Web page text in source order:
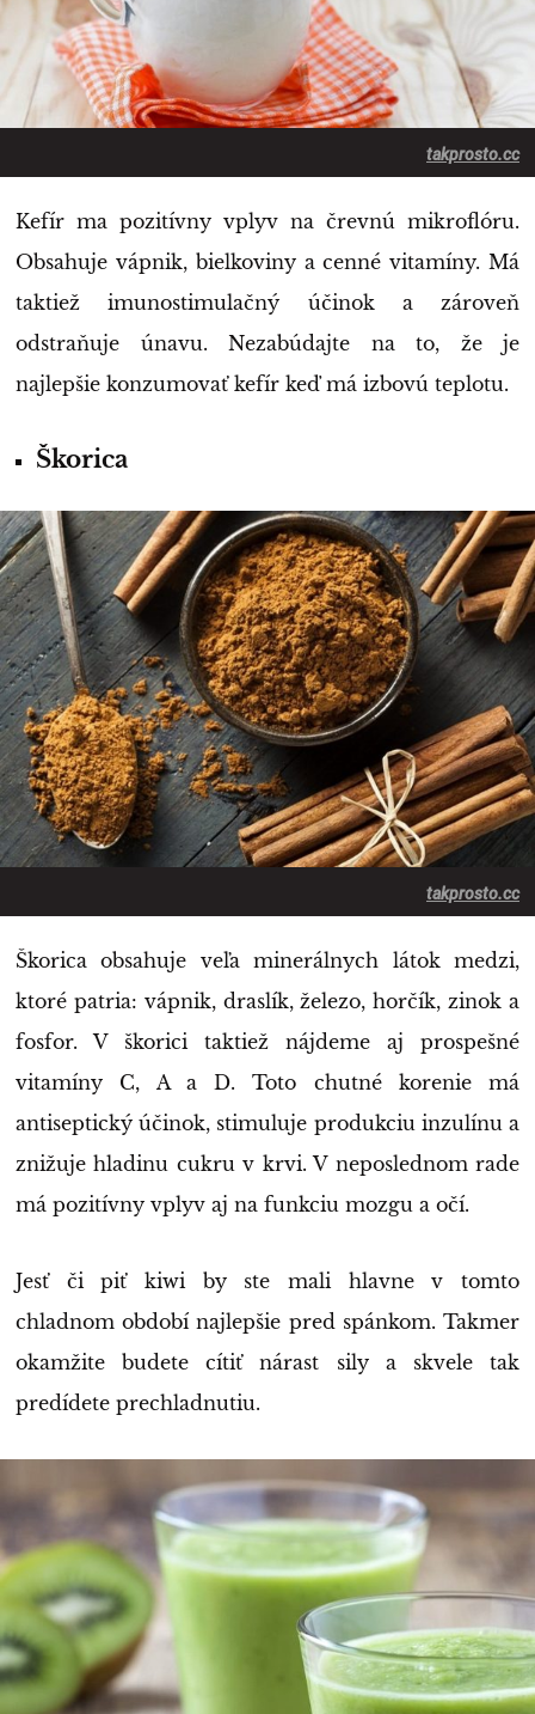
takprosto.cc
Kefír ma pozitívny vplyv na črevnú mikroflóru.
Obsahuje vápnik, bielkoviny a cenné vitamíny. Má
taktiež imunostimulačný účinok a zároveň
odstraňuje únavu. Nezabúdajte na to, že je
najlepšie konzumovať kefír keď má izbovú teplotu.
Škorica
takprosto.cc
Škorica obsahuje veľa minerálnych látok medzi,
ktoré patria: vápnik, draslík, železo, horčík, zinok a
fosfor. V škorici taktiež nájdeme aj prospešné
vitamíny C, A a D. Toto chutné korenie má
antiseptický účinok, stimuluje produkciu inzulínu a
znižuje hladinu cukru v krvi. V neposlednom rade
má pozitívny vplyv aj na funkciu mozgu a očí.
Jesť či piť kiwi by ste mali hlavne v tomto
chladnom období najlepšie pred spánkom. Takmer
okamžite budete cítiť nárast sily a skvele tak
predídete prechladnutiu.